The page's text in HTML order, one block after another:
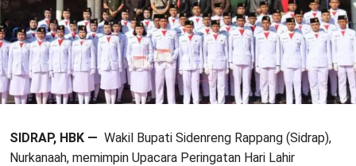
SIDRAP, HBK — Wakil Bupati Sidenreng Rappang (Sidrap),
Nurkanaah, memimpin Upacara Peringatan Hari Lahir